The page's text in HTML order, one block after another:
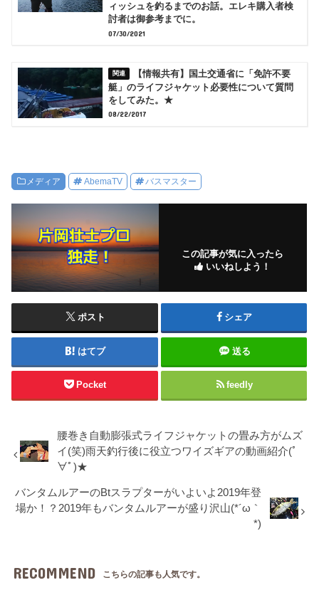
ィッシュを釣るまでのお話。エレキ購入者検
討者は御参考までに。
07/30/2021
【情報共有】国土交通省に「免許不要
艇」のライフジャケット必要性について質問
をしてみた。★
08/22/2017
メディア AbemaTV バスマスター
この記事が気に入ったら
いいねしよう！
ポスト シェア
はてブ 送る
Pocket feedly
腰巻き自動膨張式ライフジャケットの畳み方がムズ
イ(笑)雨天釣行後に役立つワイズギアの動画紹介(ﾟ
∀ﾟ)★
バンタムルアーのBtスラプターがいよいよ2019年登
場か！？2019年もバンタムルアーが盛り沢山(*´ω｀
*)
RECOMMEND こちらの記事も人気です。